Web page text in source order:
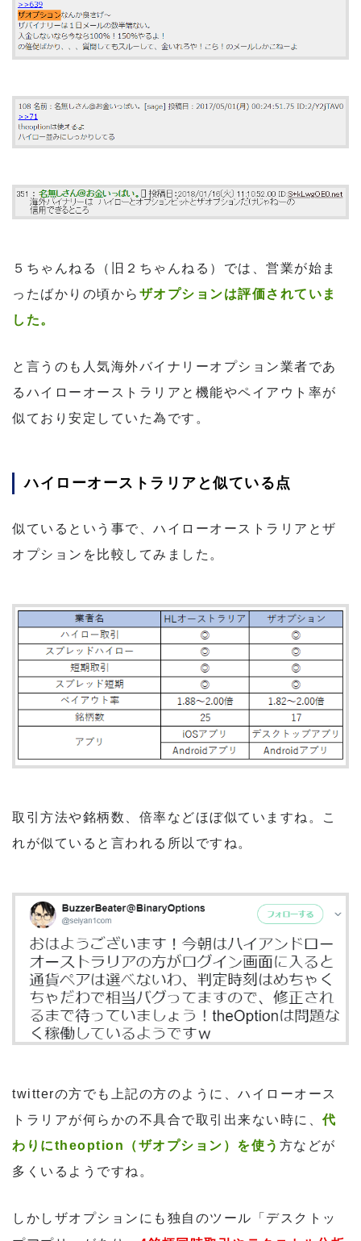
５ちゃんねる（旧２ちゃんねる）では、営業が始ま
ったばかりの頃から ザオプションは評価されていま
した。
と言うのも人気海外バイナリーオプション業者であ
るハイローオーストラリアと機能やペイアウト率が
似ており安定していた為です。
ハイローオーストラリアと似ている点
似ているという事で、ハイローオーストラリアとザ
オプションを比較してみました。
取引方法や銘柄数、倍率などほぼ似ていますね。こ
れが似ていると言われる所以ですね。
twitterの方でも上記の方のように、ハイローオース
トラリアが何らかの不具合で取引出来ない時に、代
わりにtheoption（ザオプション）を使う 方などが
多くいるようですね。
しかしザオプションにも独自のツール「デスクトッ